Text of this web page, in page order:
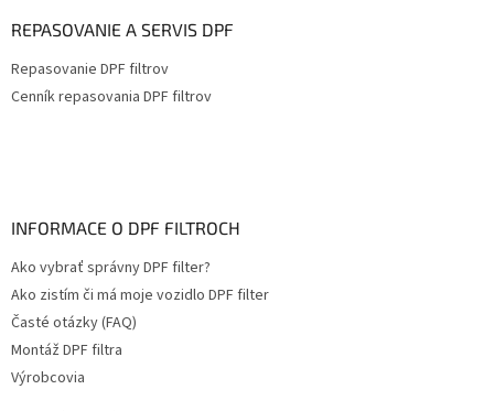
REPASOVANIE A SERVIS DPF
Repasovanie DPF filtrov
Cenník repasovania DPF filtrov
INFORMACE O DPF FILTROCH
Ako vybrať správny DPF filter?
Ako zistím či má moje vozidlo DPF filter
Časté otázky (FAQ)
Montáž DPF filtra
Výrobcovia